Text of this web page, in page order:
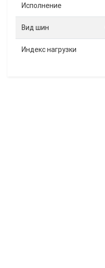
Исполнение
Вид шин
Индекс нагрузки